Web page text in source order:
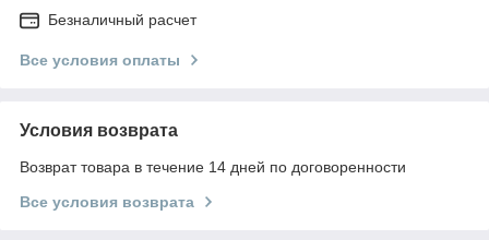
Безналичный расчет
Все условия оплаты
Условия возврата
Возврат товара в течение 14 дней по договоренности
Все условия возврата